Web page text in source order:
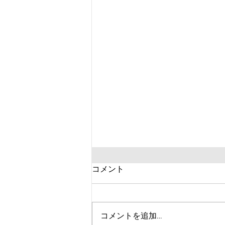
【重要】土曜の開講時間変更
クラスの開講時間に関して7月か
ら変更とさせていただきます。
コメント
コメントを追加…